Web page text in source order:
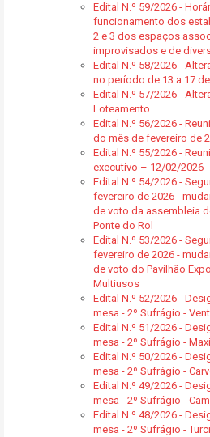
Edital N.º 59/2026 -
funcionamento dos
2 e 3 dos espaços
improvisados e de
Edital N.º 58/2026 -
no período de 13 a 17
Edital N.º 57/2026 -
Loteamento
Edital N.º 56/2026 -
do mês de fevereiro de
Edital N.º 55/2026 -
executivo – 12/02/2026
Edital N.º 54/2026 -
fevereiro de 2026 -
de voto da assembleia
Ponte do Rol
Edital N.º 53/2026 -
fevereiro de 2026 -
de voto do Pavilhão
Multiusos
Edital N.º 52/2026 -
mesa - 2º Sufrágio -
Edital N.º 51/2026 -
mesa - 2º Sufrágio -
Edital N.º 50/2026 -
mesa - 2º Sufrágio -
Edital N.º 49/2026 -
mesa - 2º Sufrágio -
Edital N.º 48/2026 -
mesa - 2º Sufrágio -